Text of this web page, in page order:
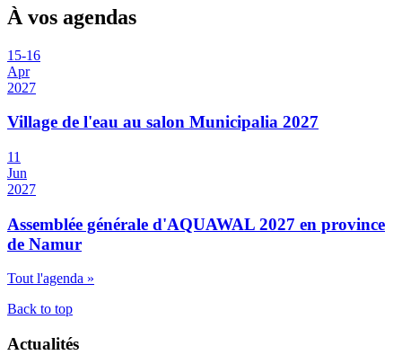
À vos agendas
15-16
Apr
2027
Village de l'eau au salon Municipalia 2027
11
Jun
2027
Assemblée générale d'AQUAWAL 2027 en province
de Namur
Tout l'agenda »
Back to top
Actualités